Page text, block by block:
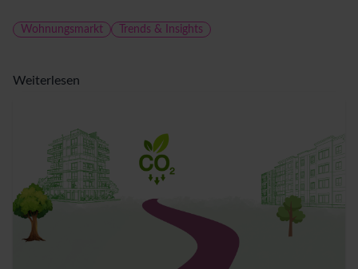
Wohnungsmarkt Trends & Insights
Weiterlesen